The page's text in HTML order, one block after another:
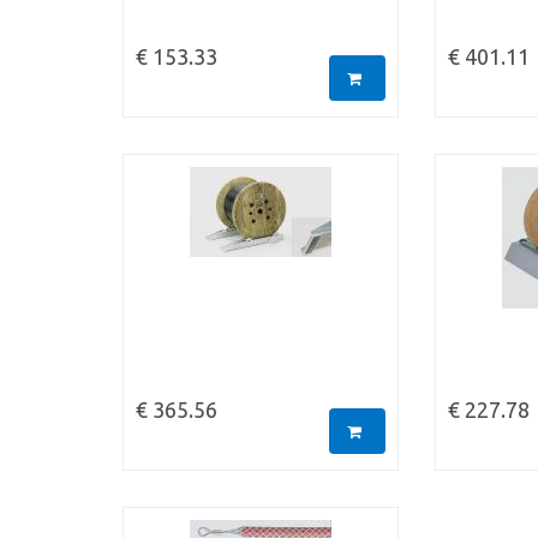
€ 153.33 € 401.11
€ 365.56 € 227.78